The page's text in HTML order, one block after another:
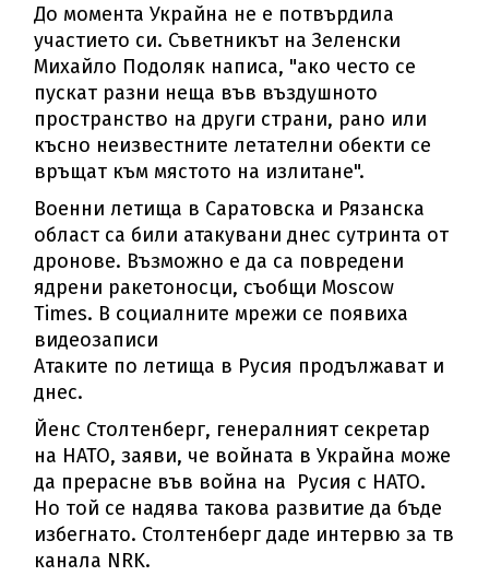
До момента Украйна не е потвърдила
участието си. Съветникът на Зеленски
Михайло Подоляк написа, "ако често се
пускат разни неща във въздушното
пространство на други страни, рано или
късно неизвестните летателни обекти се
връщат към мястото на излитане".
Военни летища в Саратовска и Рязанска
област са били атакувани днес сутринта от
дронове. Възможно е да са повредени
ядрени ракетоносци, съобщи Moscow
Times. В социалните мрежи се появиха
видеозаписи
Атаките по летища в Русия продължават и
днес.
Йенс Столтенберг, генералният секретар
на НАТО, заяви, че войната в Украйна може
да прерасне във война на Русия с НАТО.
Но той се надява такова развитие да бъде
избегнато. Столтенберг даде интервю за тв
канала NRK.